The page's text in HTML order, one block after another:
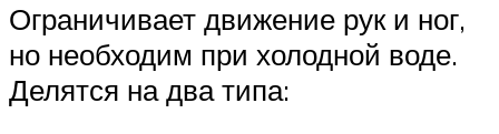
Ограничивает движение рук и ног,
но необходим при холодной воде.
Делятся на два типа: